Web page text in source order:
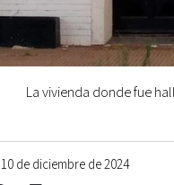
10 de diciembre de 2024
La vivienda donde fue